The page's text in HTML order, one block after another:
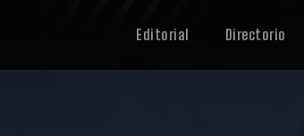
Editorial Directorio